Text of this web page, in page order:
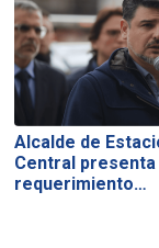
Alcalde de
Central presenta
requerimiento…